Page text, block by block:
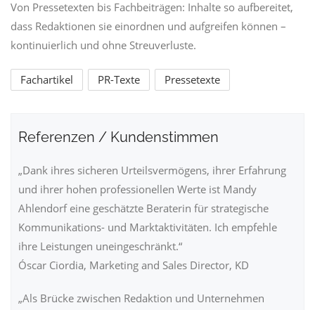
Von Pressetexten bis Fachbeiträgen: Inhalte so aufbereitet,
dass Redaktionen sie einordnen und aufgreifen können –
kontinuierlich und ohne Streuverluste.
Fachartikel PR-Texte Pressetexte
Referenzen / Kundenstimmen
„Dank ihres sicheren Urteilsvermögens, ihrer Erfahrung
und ihrer hohen professionellen Werte ist Mandy
Ahlendorf eine geschätzte Beraterin für strategische
Kommunikations- und Marktaktivitäten. Ich empfehle
ihre Leistungen uneingeschränkt.“
Óscar Ciordia, Marketing and Sales Director, KD
„Als Brücke zwischen Redaktion und Unternehmen